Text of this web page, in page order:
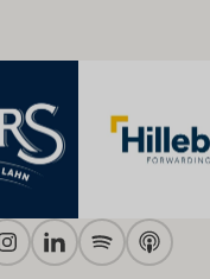
InstagramLinkedinSpotifyApple